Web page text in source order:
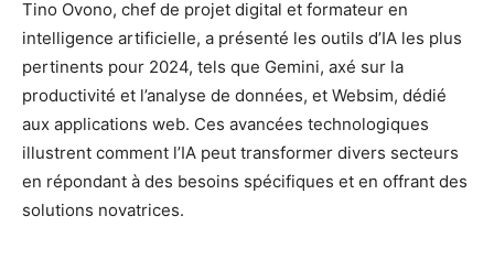
Tino Ovono, chef de projet digital et formateur en
intelligence artificielle, a présenté les outils d’IA les plus
pertinents pour 2024, tels que Gemini, axé sur la
productivité et l’analyse de données, et Websim, dédié
aux applications web. Ces avancées technologiques
illustrent comment l’IA peut transformer divers secteurs
en répondant à des besoins spécifiques et en offrant des
solutions novatrices.